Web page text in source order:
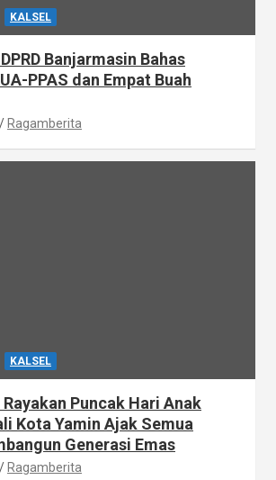
KALSEL
Banjarmasin Bahas
PPAS dan Empat Buah
Ragamberita
KALSEL
Puncak Hari Anak
Kota Yamin Ajak Semua
Generasi Emas
Ragamberita